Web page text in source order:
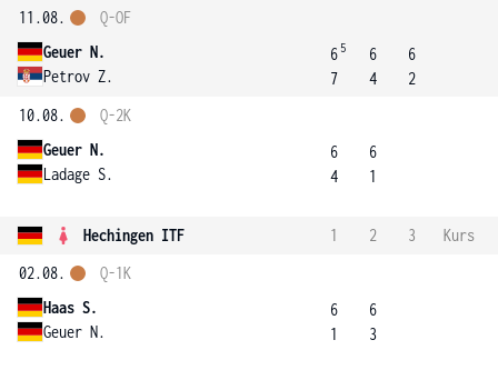
11.08.
Geuer N.
Petrov Z.
Q-OF
6 5
7
6
4
6
2
10.08.
Geuer N.
Ladage S.
Q-2K
6
4
6
1
Hechingen ITF 1 2 3
Kurs
02.08.
Haas S.
Geuer N.
Q-1K
6
1
6
3